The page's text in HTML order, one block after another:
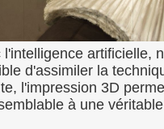
l'intelligence artificielle,
d'assimiler la
l'impression 3D
à une